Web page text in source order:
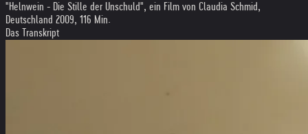
"Helnwein - Die Stille der Unschuld", ein Film von Claudia Schmid,
Deutschland 2009, 116 Min.
Das Transkript